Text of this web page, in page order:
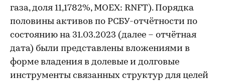
газа, доля 11,1782%, MOEX: RNFT). Порядка
половины активов по РСБУ-отчётности по
состоянию на 31.03.2023 (далее – отчётная
дата) были представлены вложениями в
форме владения в долевые и долговые
инструменты связанных структур для целей